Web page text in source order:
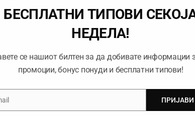
БЕСПЛАТНИ ТИПОВИ
НЕДЕЛА!
се нашиот билтен за да добивате информации
промоции, бонус понуди и бесплатни типови!
ПРИЈАВИ